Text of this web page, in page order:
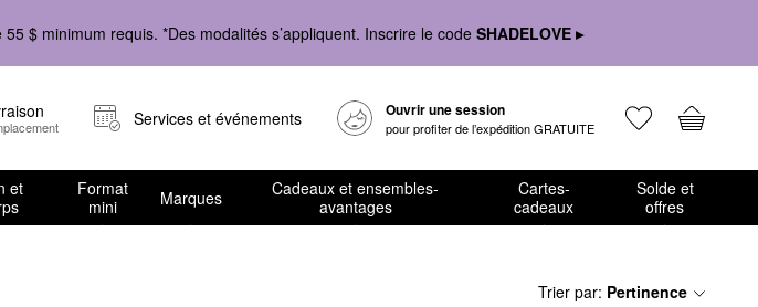
$ minimum requis. *Des modalités s’appliquent. Inscrire le codeSHADELOVE ▸
Services et événements Ouvrir une session
pour profiter de l’expédition GRATUITE
et
Format
mini
Marques
Cadeaux et ensembles-
avantages
Cartes-
cadeaux
Solde et
offres
Trier par: Pertinence